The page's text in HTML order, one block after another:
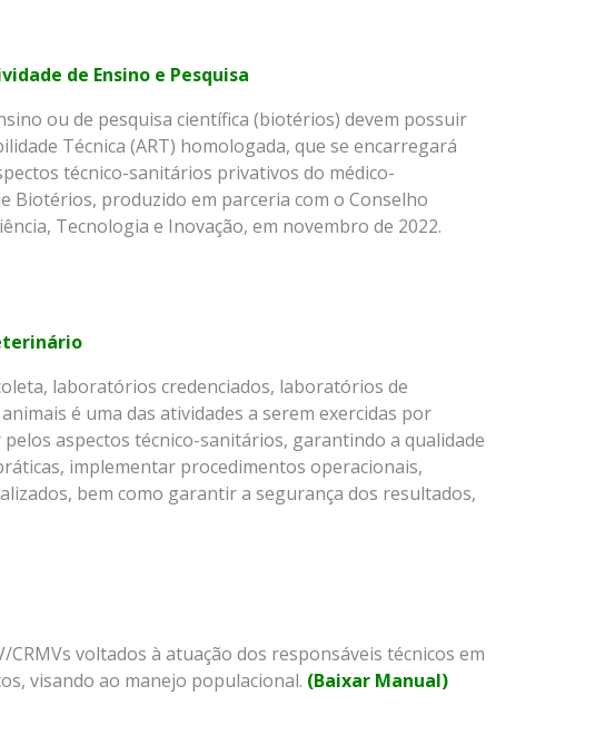
de Ensino e Pesquisa
ou de pesquisa científica (biotérios) devem possuir
Técnica (ART) homologada, que se encarregará
técnico-sanitários privativos do médico-
Biotérios, produzido em parceria com o Conselho
Tecnologia e Inovação, em novembro de 2022.
laboratórios credenciados, laboratórios de
é uma das atividades a serem exercidas por
aspectos técnico-sanitários, garantindo a qualidade
implementar procedimentos operacionais,
bem como garantir a segurança dos resultados,
voltados à atuação dos responsáveis técnicos em
visando ao manejo populacional. (Baixar Manual)